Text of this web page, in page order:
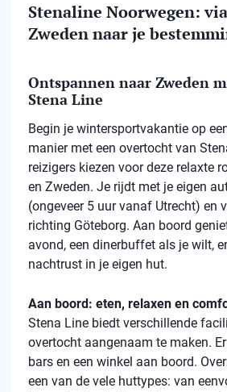
Stenaline Noorwegen:
Zweden naar je
Ontspannen naar Zweden
Stena Line
Begin je wintersportvakantie op
manier met een overtocht van
reizigers kiezen voor deze relaxte
en Zweden. Je rijdt met je eigen
(ongeveer 5 uur vanaf Utrecht) en
richting Göteborg. Aan boord
avond, een dinerbuffet als je wilt,
nachtrust in je eigen hut.
Aan boord: eten, relaxen en
Stena Line biedt verschillende
overtocht aangenaam te maken.
bars en een winkel aan boord.
een van de vele huttypes: van